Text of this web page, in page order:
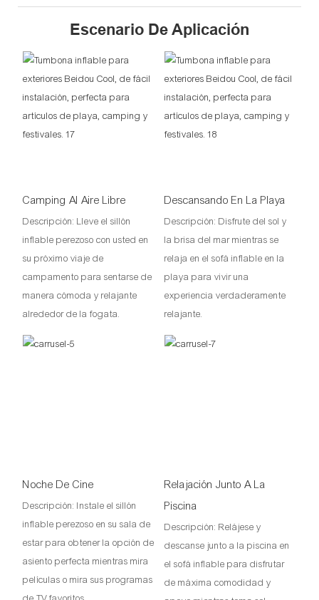
Escenario De Aplicación
Camping Al Aire Libre
Descripción: Lleve el sillón
inflable perezoso con usted en
su próximo viaje de
campamento para sentarse de
manera cómoda y relajante
alrededor de la fogata.
Descansando En La Playa
Descripción: Disfrute del sol y
la brisa del mar mientras se
relaja en el sofá inflable en la
playa para vivir una
experiencia verdaderamente
relajante.
Noche De Cine
Descripción: Instale el sillón
inflable perezoso en su sala de
estar para obtener la opción de
asiento perfecta mientras mira
películas o mira sus programas
Relajación Junto A La
Piscina
Descripción: Relájese y
descanse junto a la piscina en
el sofá inflable para disfrutar
de máxima comodidad y